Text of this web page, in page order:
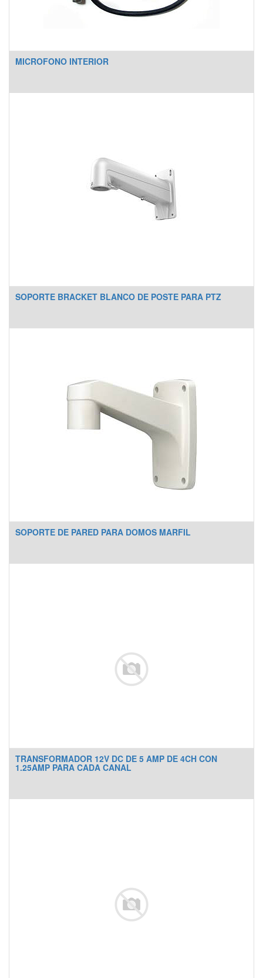
MICROFONO INTERIOR
SOPORTE BRACKET BLANCO DE POSTE PARA PTZ
SOPORTE DE PARED PARA DOMOS MARFIL
TRANSFORMADOR 12V DC DE 5 AMP DE 4CH CON
1.25AMP PARA CADA CANAL